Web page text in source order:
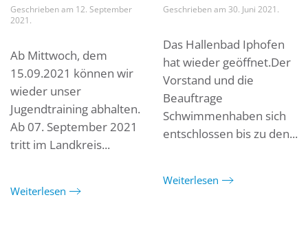
Geschrieben am 12. September
2021 .
Ab Mittwoch, dem
15.09.2021 können wir
wieder unser
Jugendtraining abhalten.
Ab 07. September 2021
tritt im Landkreis...
Weiterlesen
Geschrieben am 30. Juni 2021 .
Das Hallenbad Iphofen
hat wieder geöffnet.Der
Vorstand und die
Beauftrage
Schwimmenhaben sich
entschlossen bis zu den...
Weiterlesen